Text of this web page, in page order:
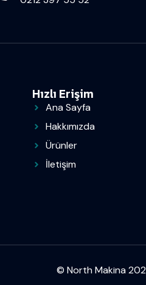
Hızlı Erişim
Ana Sayfa
Hakkımızda
Ürünler
İletişim
© North Makina